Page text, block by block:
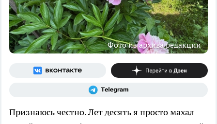
Фото из архива редакции
Признаюсь честно. Лет десять я просто махал